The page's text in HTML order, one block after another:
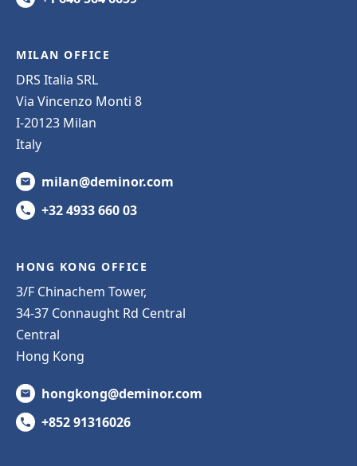
MILAN OFFICE
DRS Italia SRL
Via Vincenzo Monti 8
I-20123 Milan
Italy
milan@deminor.com
+32 4933 660 03
HONG KONG OFFICE
3/F Chinachem Tower,
34-37 Connaught Rd Central
Central
Hong Kong
hongkong@deminor.com
+852 91316026